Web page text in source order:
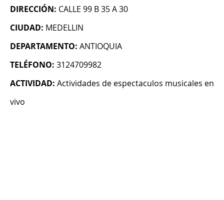
DIRECCIÓN: CALLE 99 B 35 A 30
CIUDAD: MEDELLIN
DEPARTAMENTO: ANTIOQUIA
TELÉFONO: 3124709982
ACTIVIDAD: Actividades de espectaculos musicales en
vivo